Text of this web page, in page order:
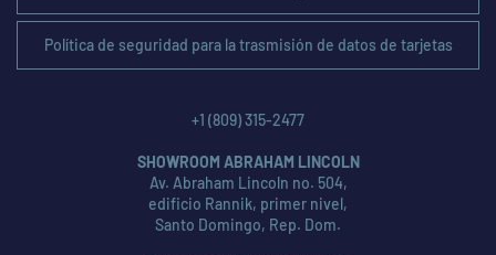
Política de seguridad para la trasmisión de datos de tarjetas
+1 (809) 315-2477
SHOWROOM ABRAHAM LINCOLN
Av. Abraham Lincoln no. 504,
edificio Rannik, primer nivel,
Santo Domingo, Rep. Dom.